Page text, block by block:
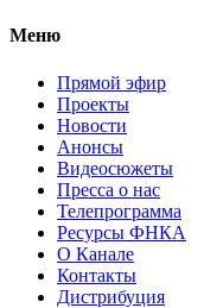
Меню
Прямой эфир
Проекты
Новости
Анонсы
Видеосюжеты
Пресса о нас
Телепрограмма
Ресурсы ФНКА
О Канале
Контакты
Дистрибуция